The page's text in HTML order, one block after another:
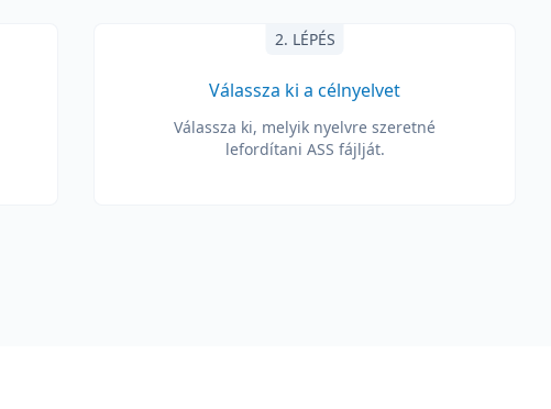
2. LÉPÉS
Válassza ki a célnyelvet
Válassza ki, melyik nyelvre szeretné
lefordítani ASS fájlját.